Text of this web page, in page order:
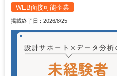
WEB面接可能企業
掲載終了日：2026/8/25